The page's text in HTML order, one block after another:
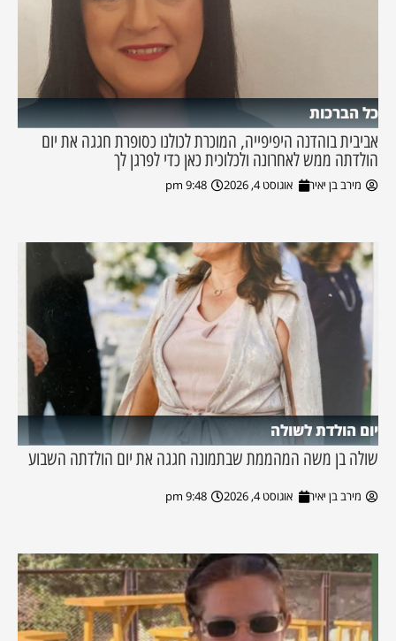
כל הברכות
אביבית בוהדנה היפיפייה, המוכרת לכולנו כסופרת חגגה את יום
הולדתה ממש לאחרונה ולכלוכית כאן כדי לפרגן לך
מירב בן יאיר אוגוסט 4, 2026 9:48 pm
יום הולדת לשולה
שולה בן משה המהממת שבתמונה חגגה את יום הולדתה השבוע
מירב בן יאיר אוגוסט 4, 2026 9:48 pm